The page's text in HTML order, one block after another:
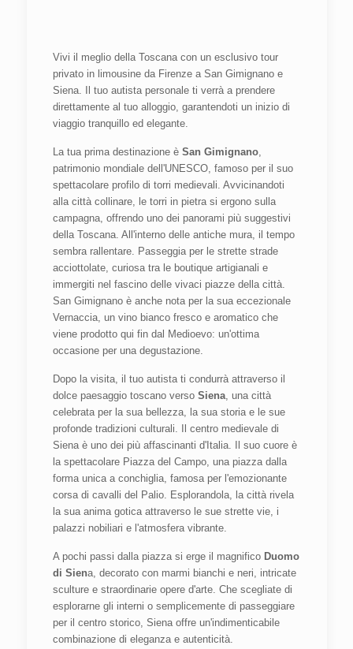
Vivi il meglio della Toscana con un esclusivo tour
privato in limousine da Firenze a San Gimignano e
Siena. Il tuo autista personale ti verrà a prendere
direttamente al tuo alloggio, garantendoti un inizio di
viaggio tranquillo ed elegante.
La tua prima destinazione è San Gimignano,
patrimonio mondiale dell'UNESCO, famoso per il suo
spettacolare profilo di torri medievali. Avvicinandoti
alla città collinare, le torri in pietra si ergono sulla
campagna, offrendo uno dei panorami più suggestivi
della Toscana. All'interno delle antiche mura, il tempo
sembra rallentare. Passeggia per le strette strade
acciottolate, curiosa tra le boutique artigianali e
immergiti nel fascino delle vivaci piazze della città.
San Gimignano è anche nota per la sua eccezionale
Vernaccia, un vino bianco fresco e aromatico che
viene prodotto qui fin dal Medioevo: un'ottima
occasione per una degustazione.
Dopo la visita, il tuo autista ti condurrà attraverso il
dolce paesaggio toscano verso Siena, una città
celebrata per la sua bellezza, la sua storia e le sue
profonde tradizioni culturali. Il centro medievale di
Siena è uno dei più affascinanti d'Italia. Il suo cuore è
la spettacolare Piazza del Campo, una piazza dalla
forma unica a conchiglia, famosa per l'emozionante
corsa di cavalli del Palio. Esplorandola, la città rivela
la sua anima gotica attraverso le sue strette vie, i
palazzi nobiliari e l'atmosfera vibrante.
A pochi passi dalla piazza si erge il magnifico Duomo
di Siena, decorato con marmi bianchi e neri, intricate
sculture e straordinarie opere d'arte. Che scegliate di
esplorarne gli interni o semplicemente di passeggiare
per il centro storico, Siena offre un'indimenticabile
combinazione di eleganza e autenticità.